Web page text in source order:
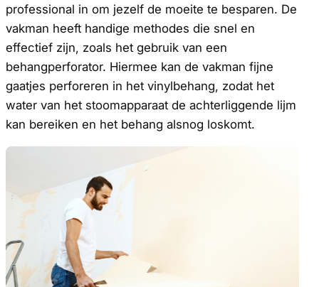
professional in om jezelf de moeite te besparen. De
vakman heeft handige methodes die snel en
effectief zijn, zoals het gebruik van een
behangperforator. Hiermee kan de vakman fijne
gaatjes perforeren in het vinylbehang, zodat het
water van het stoomapparaat de achterliggende lijm
kan bereiken en het behang alsnog loskomt.